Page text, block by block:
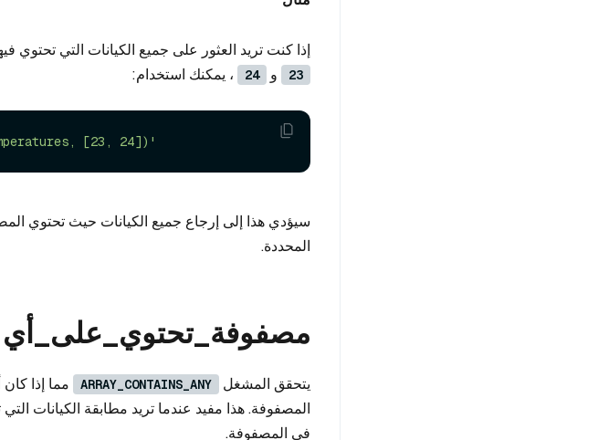
إذا كنت تريد العثور على جميع الكيانات التي تحتوي
23 و 24 ، يمكنك استخدام:
[23, 24])'
سيؤدي هذا إلى إرجاع جميع الكيانات حيث تحتوي
المحددة.
مصفوفة_تحتوي_على_أي
يتحقق المشغل ARRAY_CONTAINS_ANY
مما إذا
المصفوفة. هذا مفيد عندما تريد مطابقة الكيانات
في المصفوفة.